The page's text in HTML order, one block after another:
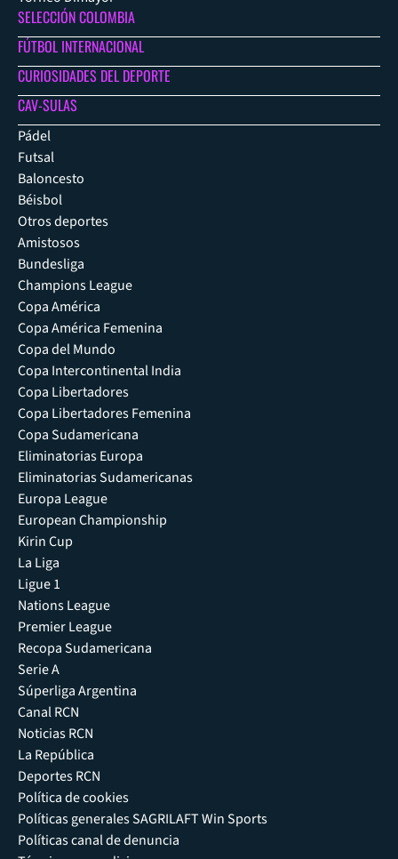
SELECCIÓN COLOMBIA
FÚTBOL INTERNACIONAL
CURIOSIDADES DEL DEPORTE
CAV-SULAS
Pádel
Futsal
Baloncesto
Béisbol
Otros deportes
Amistosos
Bundesliga
Champions League
Copa América
Copa América Femenina
Copa del Mundo
Copa Intercontinental India
Copa Libertadores
Copa Libertadores Femenina
Copa Sudamericana
Eliminatorias Europa
Eliminatorias Sudamericanas
Europa League
European Championship
Kirin Cup
La Liga
Ligue 1
Nations League
Premier League
Recopa Sudamericana
Serie A
Súperliga Argentina
Canal RCN
Noticias RCN
La República
Deportes RCN
Política de cookies
Políticas generales SAGRILAFT Win Sports
Políticas canal de denuncia